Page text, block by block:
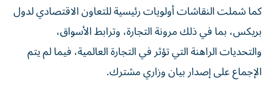
كما شملت النقاشات أولويات رئيسية للتعاون الاقتصادي لدول
بريكس، بما في ذلك مرونة التجارة، وترابط الأسواق،
والتحديات الراهنة التي تؤثر في التجارة العالمية، فيما لم يتم
الإجماع على إصدار بيان وزاري مشترك.